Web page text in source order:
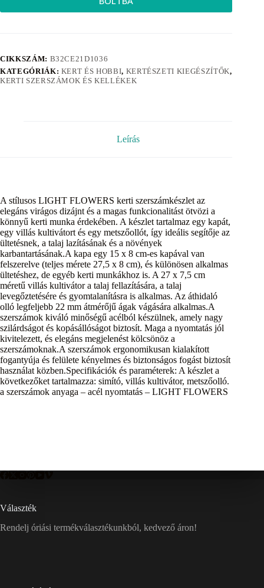
CIKKSZÁM: B32CE21D1036
KATEGÓRIÁK: KERT ÉS HOBBI, KERTÉSZETI KIEGÉSZÍTŐK,
KERTI SZERSZÁMOK ÉS KELLÉKEK
Leírás
A stílusos LIGHT FLOWERS kerti szerszámkészlet az
elegáns virágos dizájnt és a magas funkcionalitást ötvözi a
könnyű kerti munka érdekében. A készlet tartalmaz egy kapát,
egy villás kultivátort és egy metszőollót, így ideális segítője az
ültetésnek, a talaj lazításának és a növények
karbantartásának.A kapa egy 15 x 8 cm-es kapával van
felszerelve (teljes mérete 27,5 x 8 cm), és különösen alkalmas
ültetéshez, de egyéb kerti munkákhoz is. A 27 x 7,5 cm
méretű villás kultivátor a talaj fellazítására, a talaj
levegőztetésére és gyomtalanításra is alkalmas. Az áthidaló
olló legfeljebb 22 mm átmérőjű ágak vágására alkalmas.A
szerszámok kiváló minőségű acélból készülnek, amely nagy
szilárdságot és kopásállóságot biztosít. Maga a nyomtatás jól
kivitelezett, és elegáns megjelenést kölcsönöz a
szerszámoknak.A szerszámok ergonomikusan kialakított
fogantyúja és felülete kényelmes és biztonságos fogást biztosít
használat közben.Specifikációk és paraméterek: A készlet a
következőket tartalmazza: simító, villás kultivátor, metszőolló.
a szerszámok anyaga – acél nyomtatás – LIGHT FLOWERS
Választék
Rendelj óriási termékválasztékunkból, kedvező áron!